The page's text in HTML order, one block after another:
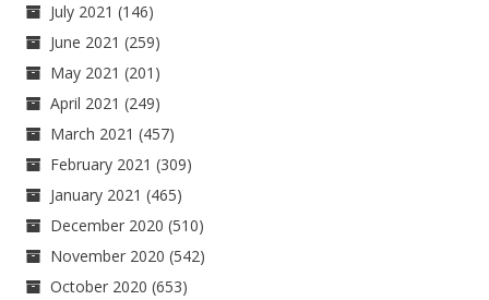
July 2021 (146)
June 2021 (259)
May 2021 (201)
April 2021 (249)
March 2021 (457)
February 2021 (309)
January 2021 (465)
December 2020 (510)
November 2020 (542)
October 2020 (653)